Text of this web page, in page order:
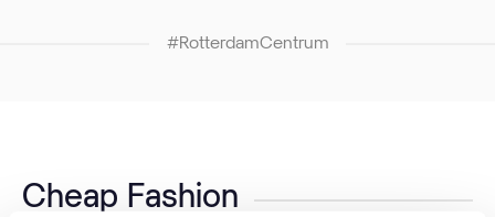
#RotterdamCentrum
Cheap Fashion